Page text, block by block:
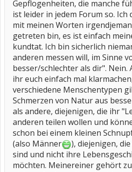
Gepflogenheiten, die manche
ist leider in jedem Forum so. Ich
mit meinen Worten
getreten bin, es ist einfach
kundtat. Ich bin sicherlich
anderen messen will, im Sinne
besser/schlechter als dir".
ihr euch einfach mal
verschiedene Menschentypen
Schmerzen von Natur aus
als andere, diejenigen, die ihr
anderen teilen wollen und
schon bei einem kleinen
(also Männer
), diejenigen,
sind und nicht ihre
möchten. Meinereiner gehört